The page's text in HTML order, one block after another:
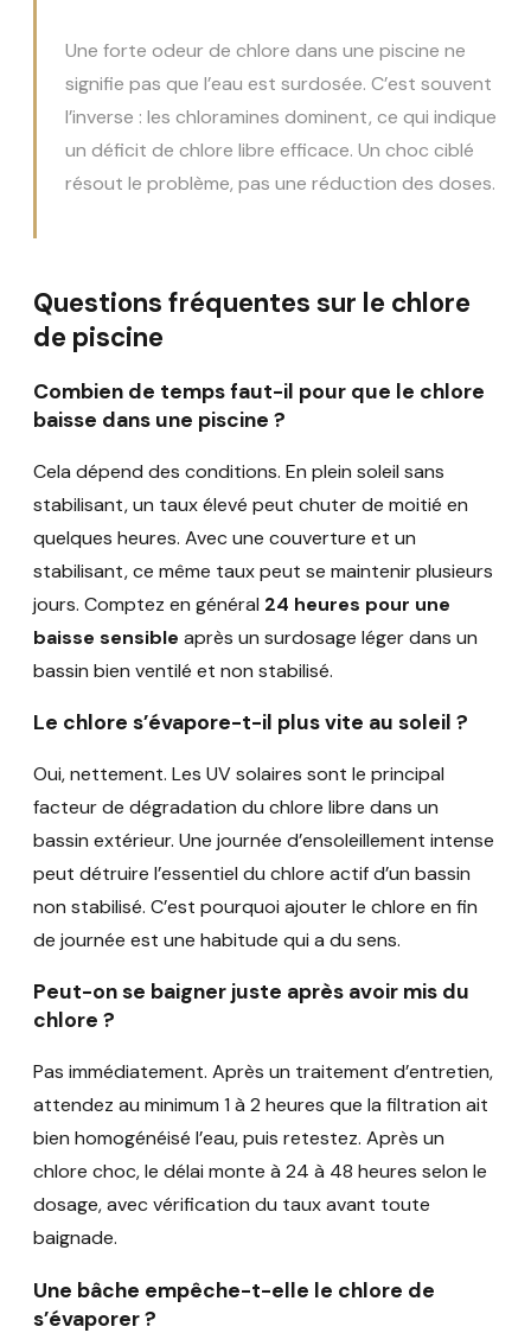
Une forte odeur de chlore dans une piscine ne
signifie pas que l’eau est surdosée. C’est souvent
l’inverse : les chloramines dominent, ce qui indique
un déficit de chlore libre efficace. Un choc ciblé
résout le problème, pas une réduction des doses.
Questions fréquentes sur le chlore
de piscine
Combien de temps faut-il pour que le chlore
baisse dans une piscine ?
Cela dépend des conditions. En plein soleil sans
stabilisant, un taux élevé peut chuter de moitié en
quelques heures. Avec une couverture et un
stabilisant, ce même taux peut se maintenir plusieurs
jours. Comptez en général 24 heures pour une
baisse sensible après un surdosage léger dans un
bassin bien ventilé et non stabilisé.
Le chlore s’évapore-t-il plus vite au soleil ?
Oui, nettement. Les UV solaires sont le principal
facteur de dégradation du chlore libre dans un
bassin extérieur. Une journée d’ensoleillement intense
peut détruire l’essentiel du chlore actif d’un bassin
non stabilisé. C’est pourquoi ajouter le chlore en fin
de journée est une habitude qui a du sens.
Peut-on se baigner juste après avoir mis du
chlore ?
Pas immédiatement. Après un traitement d’entretien,
attendez au minimum 1 à 2 heures que la filtration ait
bien homogénéisé l’eau, puis retestez. Après un
chlore choc, le délai monte à 24 à 48 heures selon le
dosage, avec vérification du taux avant toute
baignade.
Une bâche empêche-t-elle le chlore de
s’évaporer ?